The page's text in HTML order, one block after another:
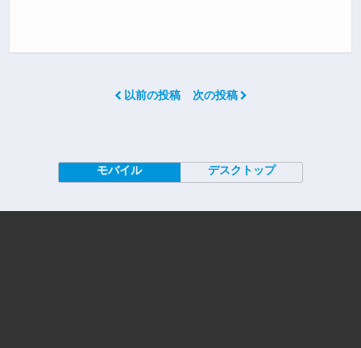
以前の投稿 次の投稿
モバイル デスクトップ